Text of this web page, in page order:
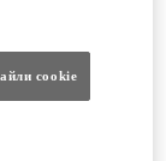
сookie